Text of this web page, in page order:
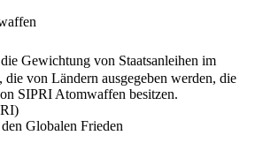
Gewichtung von Staatsanleihen im
die von Ländern ausgegeben werden, die
SIPRI Atomwaffen besitzen.
Globalen Frieden